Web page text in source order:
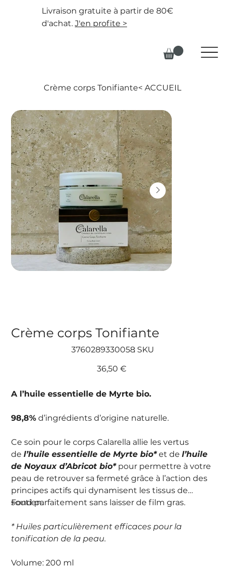
Livraison gratuite à partir de 80€
d'achat. J'en profite >
ACCUEIL
>
Crème corps Tonifiante
Crème corps Tonifiante
SKU :
SKU
3760289330058
3760289330058
Prix
36,50 €
A l’huile essentielle de Myrte bio.
98,8% d’ingrédients d’origine naturelle.
Ce soin pour le corps Calarella allie les vertus
del’huile essentielle de Myrte bio*et del’huile
de Noyaux d’Abricot bio*pour permettre à votre
peau de retrouver sa fermeté grâce à l’action des
principes actifs qui dynamisent les tissus de
soutien.
Fond parfaitement sans laisser de film gras.
* Huiles particulièrement efficaces pour la
tonification de la peau.
Volume: 200 ml